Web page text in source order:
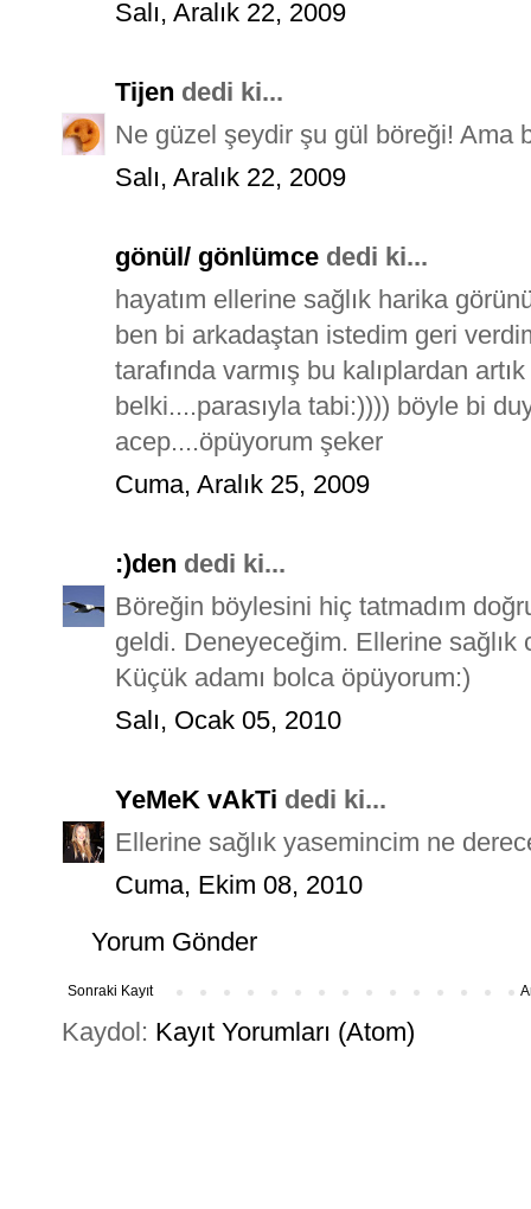
Salı, Aralık 22, 2009
Tijen dedi ki...
Ne güzel şeydir şu gül böreği! Ama
Salı, Aralık 22, 2009
gönül/ gönlümce dedi ki...
hayatım ellerine sağlık harika
ben bi arkadaştan istedim geri
tarafında varmış bu kalıplardan
belki....parasıyla tabi:)))) böyle bi
acep....öpüyorum şeker
Cuma, Aralık 25, 2009
:)den dedi ki...
Böreğin böylesini hiç tatmadım
geldi. Deneyeceğim. Ellerine sağlık
Küçük adamı bolca öpüyorum:)
Salı, Ocak 05, 2010
YeMeK vAkTi dedi ki...
Ellerine sağlık yasemincim ne
Cuma, Ekim 08, 2010
Yorum Gönder
Sonraki Kayıt
Kaydol: Kayıt Yorumları (Atom)